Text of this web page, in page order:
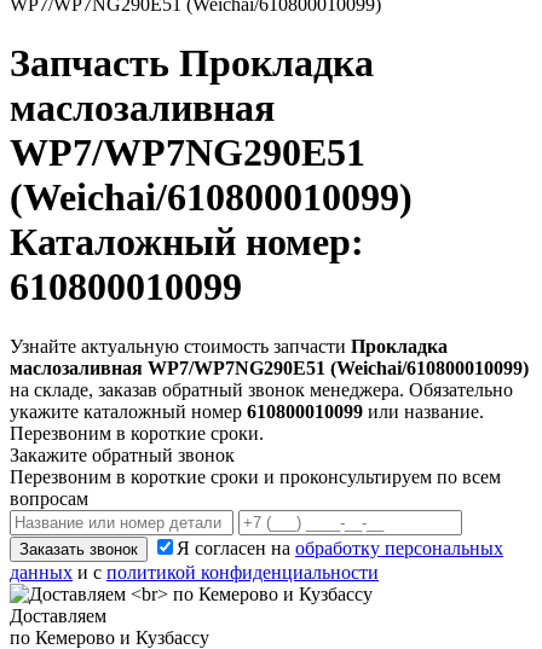
WP7/WP7NG290E51 (Weichai/610800010099)
Запчасть Прокладка
маслозаливная
WP7/WP7NG290E51
(Weichai/610800010099)
Каталожный номер:
610800010099
Узнайте актуальную стоимость запчасти Прокладка
маслозаливная WP7/WP7NG290E51 (Weichai/610800010099)
на складе, заказав обратный звонок менеджера. Обязательно
укажите каталожный номер 610800010099 или название.
Перезвоним в короткие сроки.
Закажите обратный звонок
Перезвоним в короткие сроки и проконсультируем по всем
вопросам
Заказать звонок Я согласен на обработку персональных
данных и с политикой конфиденциальности
Доставляем
по Кемерово и Кузбассу